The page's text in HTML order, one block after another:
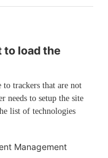
to load the
trackers that are not
needs to setup the site
list of technologies
Management